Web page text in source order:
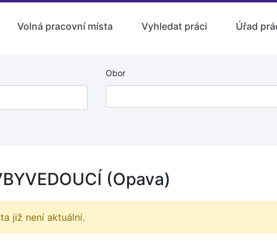
Volná pracovní místa Vyhledat práci Úřad
Obor
(Opava)
již není aktuální.